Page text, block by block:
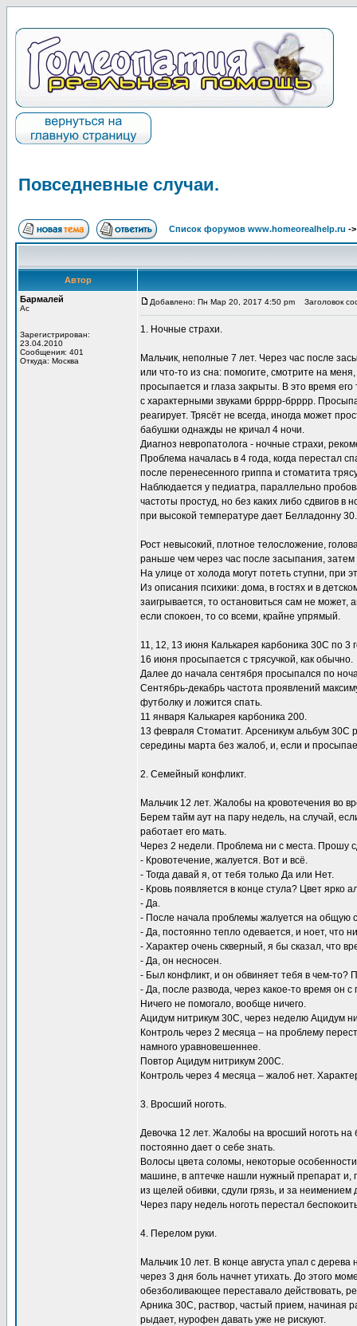
Повседневные случаи.
Список форумов www.homeorealhelp.ru -
Автор
Бармалей
Ас
Зарегистрирован:
23.04.2010
Сообщения: 401
Откуда: Москва
Добавлено: Пн Мар 20, 2017 4:50 pm Заголовок
1. Ночные страхи.
Мальчик, неполные 7 лет. Через час после
или что-то из сна: помогите, смотрите на
просыпается и глаза закрыты. В это время
с характерными звуками брррр-брррр.
реагирует. Трясёт не всегда, иногда может
бабушки однажды не кричал 4 ночи.
Диагноз невропатолога - ночные страхи,
Проблема началась в 4 года, когда перестал
после перенесенного гриппа и стоматита
Наблюдается у педиатра, параллельно
частоты простуд, но без каких либо сдвигов
при высокой температуре дает Белладонну 30.
Рост невысокий, плотное телосложение,
раньше чем через час после засыпания,
На улице от холода могут потеть ступни, при
Из описания психики: дома, в гостях и в
заигрывается, то остановиться сам не может,
если спокоен, то со всеми, крайне упрямый.
11, 12, 13 июня Калькарея карбоника 30С по 3
16 июня просыпается с трясучкой, как обычно.
Далее до начала сентября просыпался по
Сентябрь-декабрь частота проявлений
футболку и ложится спать.
11 января Калькарея карбоника 200.
13 февраля Стоматит. Арсеникум альбум
середины марта без жалоб, и, если и
2. Семейный конфликт.
Мальчик 12 лет. Жалобы на кровотечения во
Берем тайм аут на пару недель, на случай,
работает его мать.
Через 2 недели. Проблема ни с места. Прошу
- Кровотечение, жалуется. Вот и всё.
- Тогда давай я, от тебя только Да или Нет.
- Кровь появляется в конце стула? Цвет
- Да.
- После начала проблемы жалуется на общую
- Да, постоянно тепло одевается, и ноет, что
- Характер очень скверный, я бы сказал, что
- Да, он несносен.
- Был конфликт, и он обвиняет тебя в чем-то?
- Да, после развода, через какое-то время он
Ничего не помогало, вообще ничего.
Ацидум нитрикум 30С, через неделю Ацидум
Контроль через 2 месяца – на проблему
намного уравновешеннее.
Повтор Ацидум нитрикум 200С.
Контроль через 4 месяца – жалоб нет.
3. Вросший ноготь.
Девочка 12 лет. Жалобы на вросший ноготь
постоянно дает о себе знать.
Волосы цвета соломы, некоторые
машине, в аптечке нашли нужный препарат и,
из щелей обивки, сдули грязь, и за неимением
Через пару недель ноготь перестал
4. Перелом руки.
Мальчик 10 лет. В конце августа упал с
через 3 дня боль начнет утихать. До этого
обезболивающее переставало действовать,
Арника 30С, раствор, частый прием, начиная
рыдает, нурофен давать уже не рискуют.